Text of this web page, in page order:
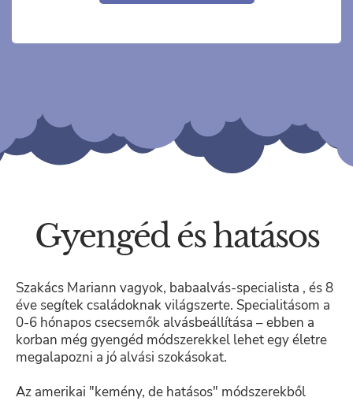
Gyengéd és hatásos
Szakács Mariann vagyok, babaalvás-specialista , és 8
éve segítek családoknak világszerte. Specialitásom a
0-6 hónapos csecsemők alvásbeállítása – ebben a
korban még gyengéd módszerekkel lehet egy életre
megalapozni a jó alvási szokásokat.
Az amerikai "kemény, de hatásos" módszerekből